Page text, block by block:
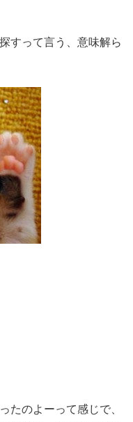
すって言う、意味解ら
たのよーって感じで、